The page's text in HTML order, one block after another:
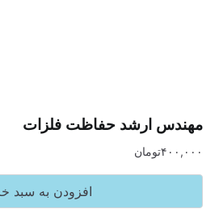
ارشد حفاظت فلزات
تومان
افزودن به سبد خرید